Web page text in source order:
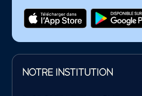
NOTRE INSTITUTION